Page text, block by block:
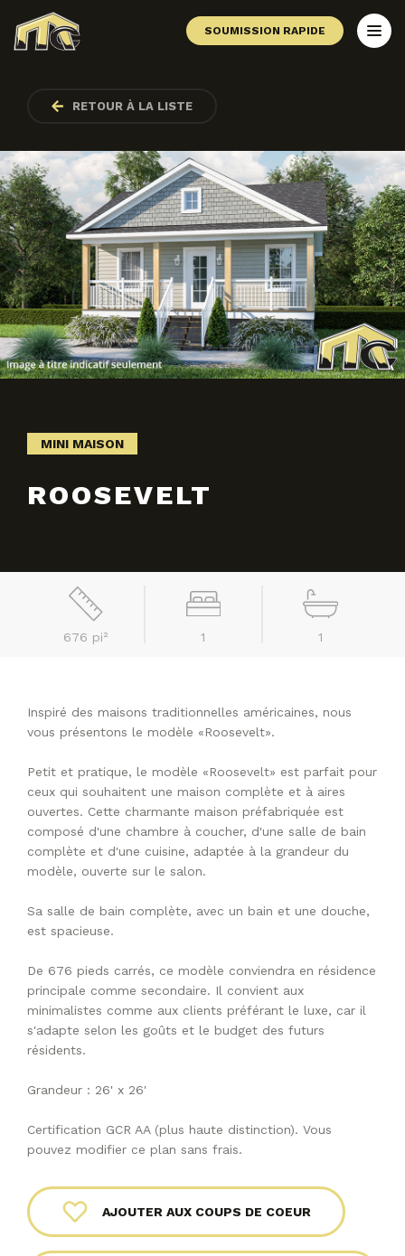
SOUMISSION RAPIDE
RETOUR À LA LISTE
MINI MAISON
ROOSEVELT
676 pi² 1 1
Inspiré des maisons traditionnelles américaines, nous
vous présentons le modèle «Roosevelt».
Petit et pratique, le modèle «Roosevelt» est parfait pour
ceux qui souhaitent une maison complète et à aires
ouvertes. Cette charmante maison préfabriquée est
composé d'une chambre à coucher, d'une salle de bain
complète et d'une cuisine, adaptée à la grandeur du
modèle, ouverte sur le salon.
Sa salle de bain complète, avec un bain et une douche,
est spacieuse.
De 676 pieds carrés, ce modèle conviendra en résidence
principale comme secondaire. Il convient aux
minimalistes comme aux clients préférant le luxe, car il
s'adapte selon les goûts et le budget des futurs
résidents.
Grandeur : 26' x 26'
Certification GCR AA (plus haute distinction). Vous
pouvez modifier ce plan sans frais.
AJOUTER AUX COUPS DE COEUR